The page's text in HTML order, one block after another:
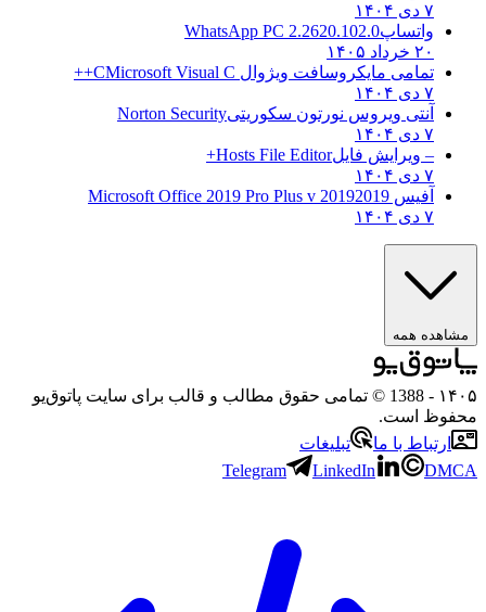
واتساپWhatsApp PC 2.2620.102.0
تمامی مایکروسافت ویژوال CMicrosoft Visual C++
آنتی ویروس نورتون سکوریتیNorton Security
– ویرایش فایلHosts File Editor+
آفیس 20192019 Microsoft Office 2019 Pro Plus v
همه
- 1388 © تمامی حقوق مطالب و قالب برای سایت پاتوق‌یو
است.
با ما
تبلیغات
Telegram
LinkedIn